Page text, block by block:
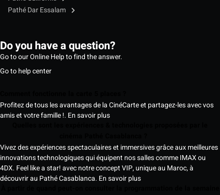
Pathé Dar Essalam
Do you have a question?
Go to our Online Help to find the answer.
Go to help center
Profitez de tous les avantages de la CinéCarte et partagez-les avec vos
amis et votre famille !. En savoir plus
Vivez des expériences spectaculaires et immersives grâce aux meilleures
innovations technologiques qui équipent nos salles comme IMAX ou
4DX. Feel like a star! avec notre concept VIP, unique au Maroc, à
découvrir au Pathé Casablanca. En savoir plus